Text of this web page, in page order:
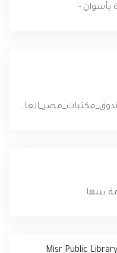
بأسوان -
#مكتبة_مصر_العامه_اسيوط #صندوق_مكتبات_مصر_العامه
ببنها‏